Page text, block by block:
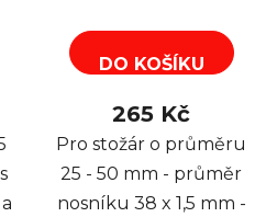
DO KOŠÍKU
265 Kč
Pro stožár o průměru
25 - 50 mm - průměr
nosníku 38 x 1,5 mm -